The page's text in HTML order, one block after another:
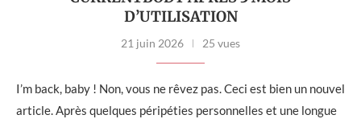
D’UTILISATION
21 juin 2026 25 vues
I’m back, baby ! Non, vous ne rêvez pas. Ceci est bien un nouvel
article. Après quelques péripéties personnelles et une longue